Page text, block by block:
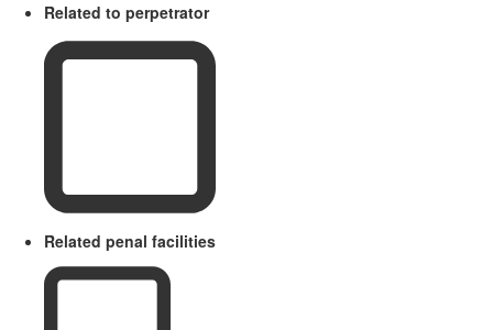
Related to perpetrator
Related penal facilities